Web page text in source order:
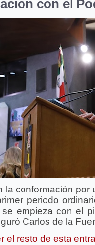
con el
la conformación por
periodo
se empieza con el
Carlos de la
el resto de esta